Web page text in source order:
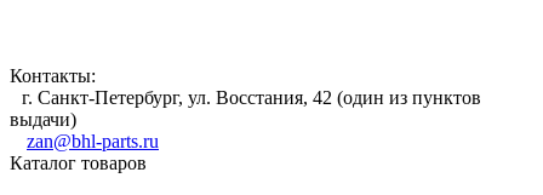
Контакты:
г. Санкт-Петербург, ул. Восстания, 42 (один из пунктов
выдачи)
zan@bhl-parts.ru
Каталог товаров